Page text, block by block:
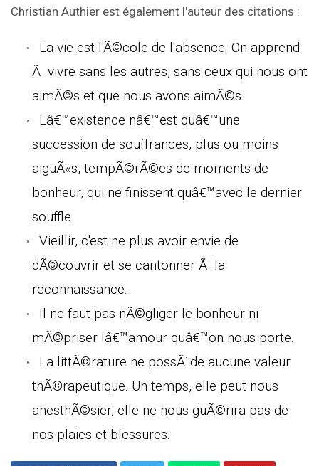
Christian Authier est également l'auteur des citations :
La vie est l'Ã©cole de l'absence. On apprend
Ã vivre sans les autres, sans ceux qui nous ont
aimÃ©s et que nous avons aimÃ©s.
Lâ€™existence nâ€™est quâ€™une
succession de souffrances, plus ou moins
aiguÃ«s, tempÃ©rÃ©es de moments de
bonheur, qui ne finissent quâ€™avec le dernier
souffle.
Vieillir, c'est ne plus avoir envie de
dÃ©couvrir et se cantonner Ã la
reconnaissance.
Il ne faut pas nÃ©gliger le bonheur ni
mÃ©priser lâ€™amour quâ€™on nous porte.
La littÃ©rature ne possÃ¨de aucune valeur
thÃ©rapeutique. Un temps, elle peut nous
anesthÃ©sier, elle ne nous guÃ©rira pas de
nos plaies et blessures.